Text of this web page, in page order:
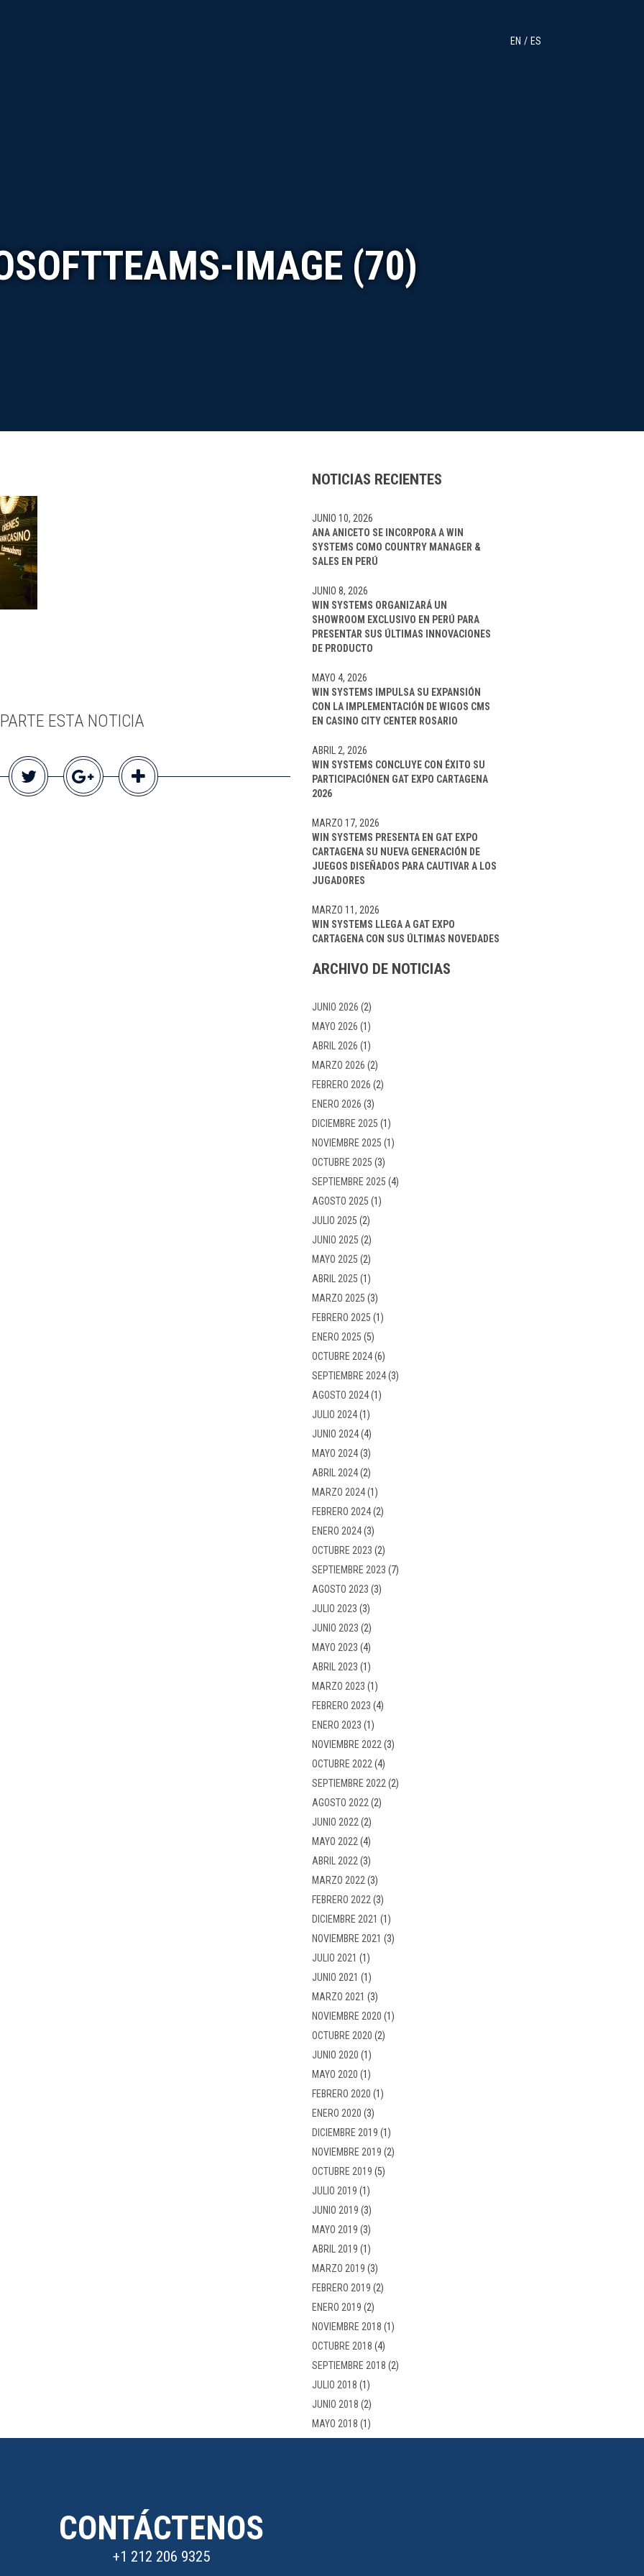
EN ES
IMAGE (70)
ESTA NOTICIA
NOTICIAS RECIENTES
ANA ANICETO SE INCORPORA A WIN
SYSTEMS COMO COUNTRY MANAGER &
SALES EN PERÚ
JUNIO 10, 2026
WIN SYSTEMS ORGANIZARÁ UN
SHOWROOM EXCLUSIVO EN PERÚ PARA
PRESENTAR SUS ÚLTIMAS INNOVACIONES
DE PRODUCTO
JUNIO 8, 2026
WIN SYSTEMS IMPULSA SU EXPANSIÓN
CON LA IMPLEMENTACIÓN DE WIGOS CMS
EN CASINO CITY CENTER ROSARIO
MAYO 4, 2026
WIN SYSTEMS CONCLUYE CON ÉXITO SU
PARTICIPACIÓNEN GAT EXPO CARTAGENA
2026
ABRIL 2, 2026
WIN SYSTEMS PRESENTA EN GAT EXPO
CARTAGENA SU NUEVA GENERACIÓN DE
JUEGOS DISEÑADOS PARA CAUTIVAR A LOS
JUGADORES
MARZO 17, 2026
WIN SYSTEMS LLEGA A GAT EXPO
CARTAGENA CON SUS ÚLTIMAS NOVEDADES
MARZO 11, 2026
ARCHIVO DE NOTICIAS
JUNIO 2026 (2)
MAYO 2026 (1)
ABRIL 2026 (1)
MARZO 2026 (2)
FEBRERO 2026 (2)
ENERO 2026 (3)
DICIEMBRE 2025 (1)
NOVIEMBRE 2025 (1)
OCTUBRE 2025 (3)
SEPTIEMBRE 2025 (4)
AGOSTO 2025 (1)
JULIO 2025 (2)
JUNIO 2025 (2)
MAYO 2025 (2)
ABRIL 2025 (1)
MARZO 2025 (3)
FEBRERO 2025 (1)
ENERO 2025 (5)
OCTUBRE 2024(6)
SEPTIEMBRE 2024(3)
AGOSTO 2024(1)
JULIO 2024(1)
JUNIO 2024(4)
MAYO 2024(3)
ABRIL 2024(2)
MARZO 2024(1)
FEBRERO 2024(2)
ENERO 2024(3)
OCTUBRE 2023 (2)
SEPTIEMBRE 2023 (7)
AGOSTO 2023 (3)
JULIO 2023 (3)
JUNIO 2023 (2)
MAYO 2023 (4)
ABRIL 2023 (1)
MARZO 2023 (1)
FEBRERO 2023 (4)
ENERO 2023 (1)
NOVIEMBRE 2022 (3)
OCTUBRE 2022 (4)
SEPTIEMBRE 2022 (2)
AGOSTO 2022 (2)
JUNIO 2022 (2)
MAYO 2022 (4)
ABRIL 2022 (3)
MARZO 2022 (3)
FEBRERO 2022 (3)
DICIEMBRE 2021 (1)
NOVIEMBRE 2021 (3)
JULIO 2021 (1)
JUNIO 2021 (1)
MARZO 2021 (3)
NOVIEMBRE 2020 (1)
OCTUBRE 2020 (2)
JUNIO 2020 (1)
MAYO 2020 (1)
FEBRERO 2020 (1)
ENERO 2020 (3)
DICIEMBRE 2019 (1)
NOVIEMBRE 2019 (2)
OCTUBRE 2019 (5)
JULIO 2019 (1)
JUNIO 2019 (3)
MAYO 2019 (3)
ABRIL 2019 (1)
MARZO 2019 (3)
FEBRERO 2019 (2)
ENERO 2019 (2)
NOVIEMBRE 2018 (1)
OCTUBRE 2018 (4)
SEPTIEMBRE 2018 (2)
JULIO 2018 (1)
JUNIO 2018 (2)
MAYO 2018 (1)
CONTÁCTENOS
+1 212 206 9325